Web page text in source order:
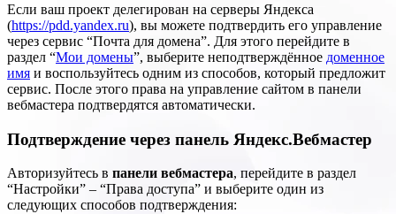
Если ваш проект делегирован на серверы Яндекса
(https://pdd.yandex.ru), вы можете подтвердить его управление
через сервис “Почта для домена”. Для этого перейдите в
раздел “Мои домены”, выберите неподтверждённое доменное
имя и воспользуйтесь одним из способов, который предложит
сервис. После этого права на управление сайтом в панели
вебмастера подтвердятся автоматически.
Подтверждение через панель Яндекс.Вебмастер
Авторизуйтесь в панели вебмастера, перейдите в раздел
“Настройки” – “Права доступа” и выберите один из
следующих способов подтверждения: